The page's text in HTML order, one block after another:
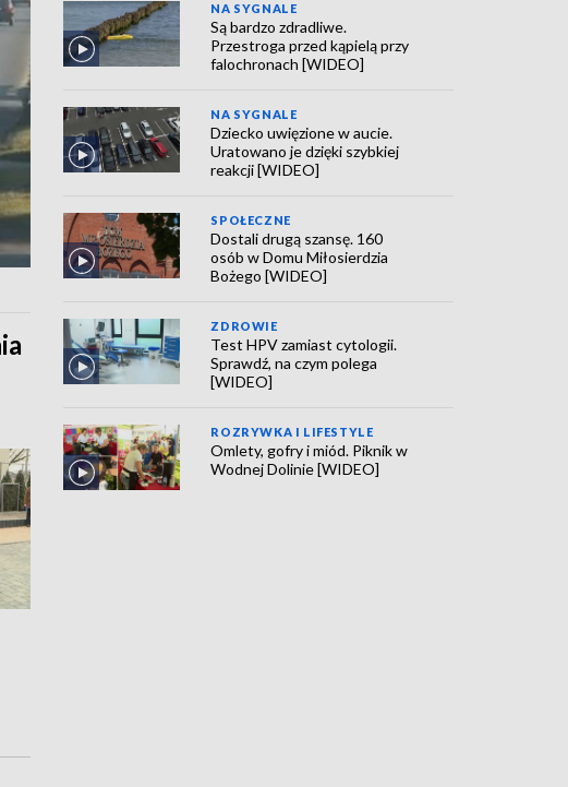
NA SYGNALE
Są bardzo zdradliwe.
Przestroga przed kąpielą przy
falochronach [WIDEO]
NA SYGNALE
Dziecko uwięzione w aucie.
Uratowano je dzięki szybkiej
reakcji [WIDEO]
SPOŁECZNE
Dostali drugą szansę. 160
osób w Domu Miłosierdzia
Bożego [WIDEO]
ZDROWIE
Test HPV zamiast cytologii.
Sprawdź, na czym polega
[WIDEO]
ROZRYWKA I LIFESTYLE
Omlety, gofry i miód. Piknik w
Wodnej Dolinie [WIDEO]